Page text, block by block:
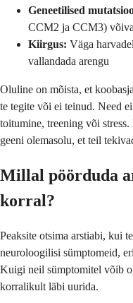
Geneetilised
CCM2 ja CCM3)
Kiirgus: Väga
vallandada arengu
Oluline on mõista, et
te tegite või ei teinud. Need
toitumine, treening või
geeni olemasolu, et teil
Millal pöörduda
korral?
Peaksite otsima arstiabi, kui
neuroloogilisi sümptomeid,
Kuigi neil sümptomitel võib
korralikult läbi uurida.